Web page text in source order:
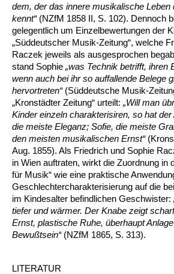
dem, der das innere musikalische Leben
kennt“(NZfM 1858 II, S. 102). Dennoch
gelegentlich um Einzelbewertungen der
„Süddeutscher Musik-Zeitung“, welche
Raczek jeweils als ausgesprochen
stand Sophie „was Technik betrifft, ihren
wenn auch bei ihr so auffallende Belege
hervortreten“(Süddeutsche Musik-
„Kronstädter Zeitung“ urteilt: „Will man
Kinder einzeln charakterisiren, so hat
die meiste Eleganz; Sofie, die meiste
den meisten musikalischen Ernst“
Aug. 1855). Als Friedrich und Sophie
in Wien auftraten, wirkt die Zuordnung in
für Musik“ wie eine praktische
Geschlechtercharakterisierung auf die
im Kindesalter befindlichen Geschwister:
tiefer und wärmer. Der Knabe zeigt
Ernst, plastische Ruhe, überhaupt
Bewußtsein“(NZfM 1865, S. 313).
LITERATUR